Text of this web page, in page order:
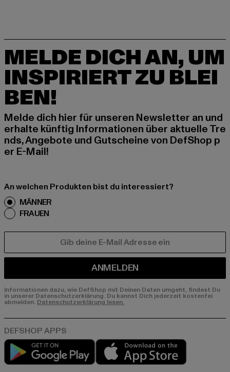
MELDE DICH AN, UM
INSPIRIERT ZU BLEI
BEN!
Melde dich hier für unseren Newsletter an und
erhalte künftig Informationen über aktuelle Tre
nds, Angebote und Gutscheine von DefShop p
er E-Mail!
An welchen Produkten bist du interessiert?
MÄNNER
FRAUEN
ANMELDEN
Informationen dazu, wie DefShop mit Deinen Daten umgeht, findest Du
in unserer Datenschutzerklärung. Du kannst Dich jederzeit kostenfei
abmelden. Datenschutzerklärung lesen.
Play market